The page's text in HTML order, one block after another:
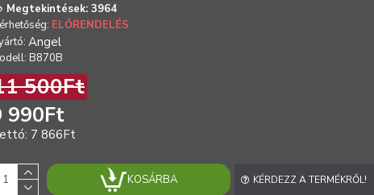
ELŐRENDELÉS
Angel
B870B
Megtekintések: 3964
990Ft
500Ft
7 866Ft
KOSÁRBA KÉRDEZZ A TERMÉKRŐL!